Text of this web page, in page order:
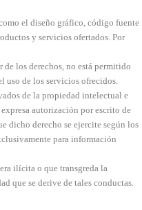
el diseño gráfico, código fuente
y servicios ofertados. Por
los derechos, no está permitido
uso de los servicios ofrecidos.
de la propiedad intelectual e
autorización por escrito de
dicho derecho se ejercite según los
para información
ilícita o que transgreda la
que se derive de tales conductas.